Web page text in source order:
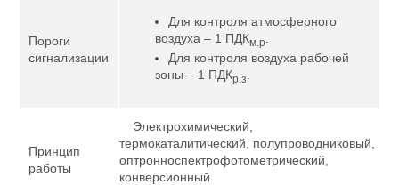
Пороги
сигнализации
Для контроля атмосферного
воздуха – 1 ПДКм.р
Для контроля воздуха рабочей
зоны – 1 ПДКр.з
Принцип
работы
Электрохимический,
термокаталитический, полупроводниковый,
оптронноспектрофотометрический,
конверсионный